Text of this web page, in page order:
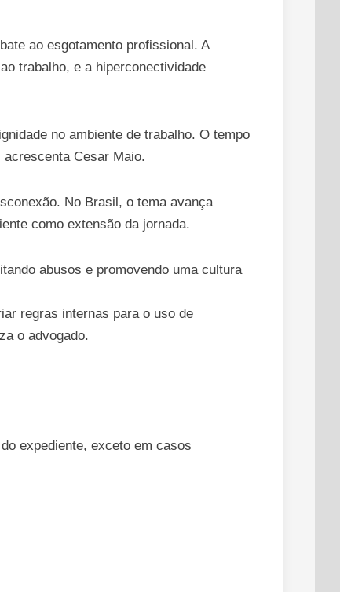
ao esgotamento profissional. A
trabalho, e a hiperconectividade
no ambiente de trabalho. O tempo
Cesar Maio.
No Brasil, o tema avança
como extensão da jornada.
abusos e promovendo uma cultura
regras internas para o uso de
o advogado.
expediente, exceto em casos